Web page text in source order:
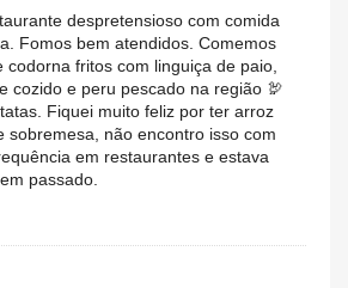
despretensioso com comida
Fomos bem atendidos. Comemos
codorna fritos com linguiça de paio,
cozido e peru pescado na região 🦃
Fiquei muito feliz por ter arroz
sobremesa, não encontro isso com
em restaurantes e estava
passado.